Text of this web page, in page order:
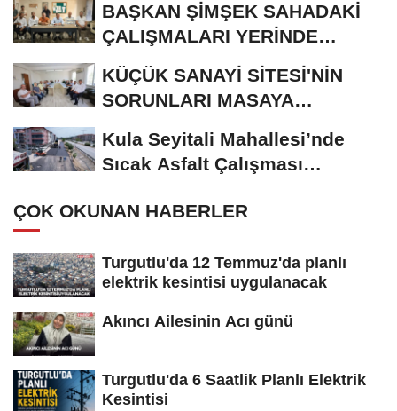
BAŞKAN ŞİMŞEK SAHADAKİ
ÇALIŞMALARI YERİNDE
İNCELEDİ
KÜÇÜK SANAYİ SİTESİ'NİN
SORUNLARI MASAYA
Kula Seyitali Mahallesi’nde
Sıcak Asfalt Çalışması
ÇOK OKUNAN HABERLER
Turgutlu'da 12 Temmuz'da planlı
elektrik kesintisi uygulanacak
Akıncı Ailesinin Acı günü
Turgutlu'da 6 Saatlik Planlı Elektrik
Kesintisi